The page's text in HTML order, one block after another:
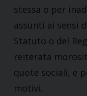
stessa o per
assunti ai sensi
Statuto o del
reiterata
quote sociali, e
motivi.